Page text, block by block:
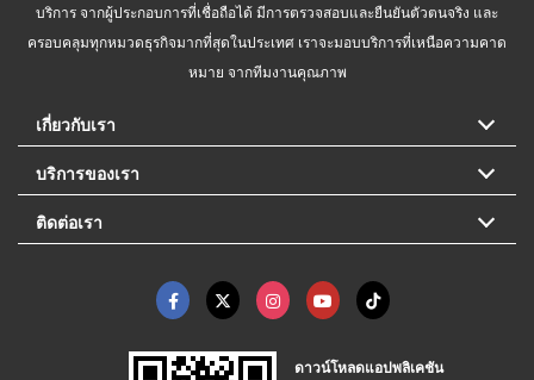
บริการ จากผู้ประกอบการที่เชื่อถือได้ มีการตรวจสอบและยืนยันตัวตนจริง และ
ครอบคลุมทุกหมวดธุรกิจมากที่สุดในประเทศ เราจะมอบบริการที่เหนือความคาด
หมาย จากทีมงานคุณภาพ
เกี่ยวกับเรา
บริการของเรา
ติดต่อเรา
ดาวน์โหลดแอปพลิเคชัน